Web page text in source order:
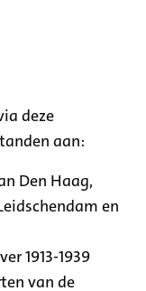
deze
aan:
Den Haag,
en
1913-1939
van de